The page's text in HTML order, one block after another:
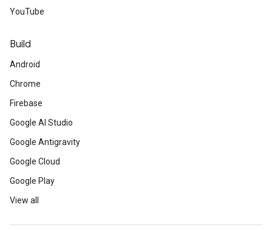
YouTube
Build
Android
Chrome
Firebase
Google AI Studio
Google Antigravity
Google Cloud
Google Play
View all